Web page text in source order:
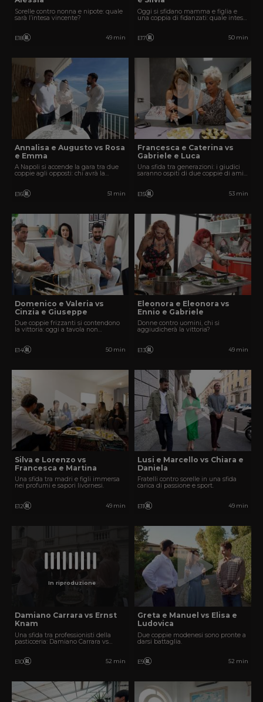
Sorelle contro nonna e nipote: quale
sarà l’intesa vincente?
E18 49 min
Oggi si sfidano mamma e figlia e
una coppia di fidanzati: quale intesa
E17 50 min
Annalisa e Augusto vs Rosa
e Emma
A Napoli si accende la gara tra due
coppie agli opposti: chi avrà la
E16 51 min
Francesca e Caterina vs
Gabriele e Luca
Una sfida tra generazioni: i giudici
saranno ospiti di due coppie di amici
E15 53 min
Domenico e Valeria vs
Cinzia e Giuseppe
Due coppie frizzanti si contendono
la vittoria: oggi a tavola non
E14 50 min
Eleonora e Eleonora vs
Ennio e Gabriele
Donne contro uomini, chi si
aggiudicherà la vittoria?
E13 49 min
Silva e Lorenzo vs
Francesca e Martina
Una sfida tra madri e figli immersa
nei profumi e sapori livornesi.
E12 49 min
Lusi e Marcello vs Chiara e
Daniela
Fratelli contro sorelle in una sfida
carica di passione e sport.
E11 49 min
In riproduzione
Damiano Carrara vs Ernst
Knam
Una sfida tra professionisti della
pasticceria: Damiano Carrara vs
E10 52 min
Greta e Manuel vs Elisa e
Ludovica
Due coppie modenesi sono pronte a
darsi battaglia.
E9 52 min